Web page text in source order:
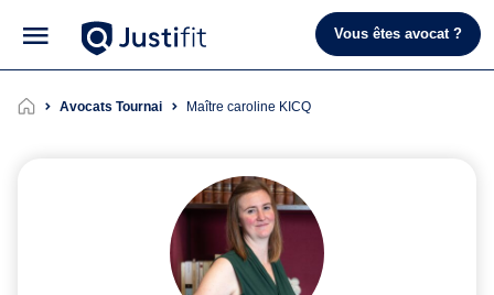
Vous êtes avocat ?
Avocats Tournai Maître caroline KICQ